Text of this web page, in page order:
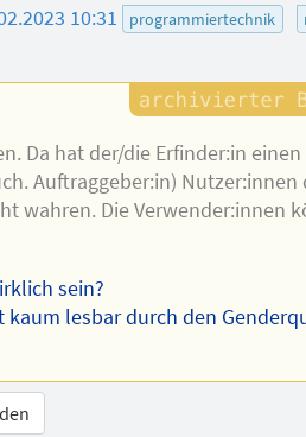
10:31 programmiertechnik
Da hat der/die Erfinder:in einen
Auftraggeber:in) Nutzer:innen
wahren. Die Verwender:innen
sein?
kaum lesbar durch den